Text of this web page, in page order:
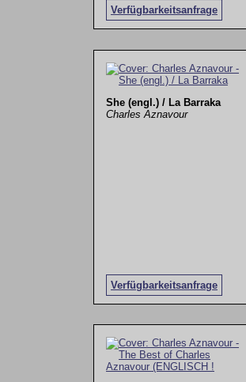
Verfügbarkeitsanfrage
She (engl.) / La Barraka
Charles Aznavour
Verfügbarkeitsanfrage